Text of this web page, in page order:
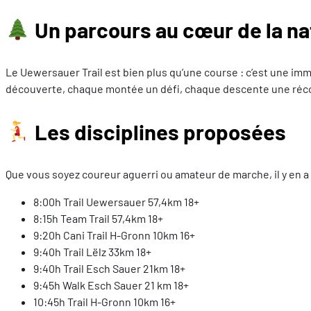
Un parcours au cœur de la
Le Uewersauer Trail est bien plus qu’une course : c’est une
découverte, chaque montée un défi, chaque descente une
Les disciplines proposées
Que vous soyez coureur aguerri ou amateur de marche, il y en
8:00h Trail Uewersauer 57,4km 18+
8:15h Team Trail 57,4km 18+
9:20h Cani Trail H-Gronn 10km 16+
9:40h Trail Lëlz 33km 18+
9:40h Trail Esch Sauer 21km 18+
9:45h Walk Esch Sauer 21 km 18+
10:45h Trail H-Gronn 10km 16+